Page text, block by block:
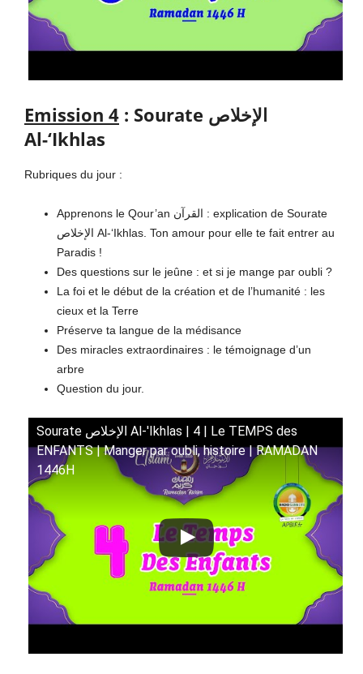
Emission 4 : Sourate الإخلاص
Al-‘Ikhlas
Rubriques du jour :
Apprenons le Qour’an القرآن : explication de Sourate
الإخلاص Al-‘Ikhlas. Ton amour pour elle te fait entrer au
Paradis !
Des questions sur le jeûne : et si je mange par oubli ?
La foi et le début de la création et de l’humanité : les
cieux et la Terre
Préserve ta langue de la médisance
Des miracles extraordinaires : le témoignage d’un
arbre
Question du jour.
Sourate الإخلاص Al-'Ikhlas | 4 | Le TEMPS des
ENFANTS | Manger par oubli, histoire | RAMADAN
1446H